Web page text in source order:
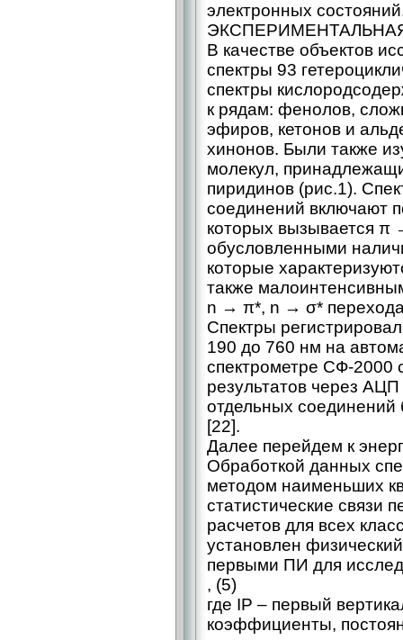
электронных
В качестве объектов
спектры 93
спектры
к рядам: фенолов,
эфиров, кетонов и
хинонов. Были также
молекул,
пиридинов (рис.1).
соединений включают
которых вызывается π
обусловленными
которые
также
n → π*, n → σ*
Спектры
190 до 760 нм на
спектрометре
результатов через
отдельных
[22].
Далее перейдем к
Обработкой данных
методом наименьших
статистические
расчетов для всех
установлен
первыми ПИ для
, (5)
где IP – первый
коэффициенты,